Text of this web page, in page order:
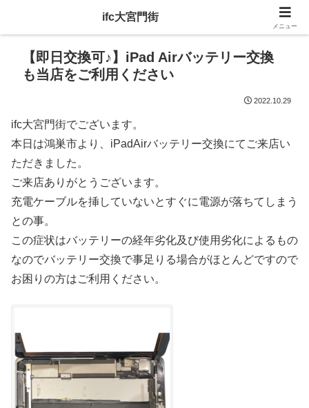
【即日交換可♪】iPad Airバッテリー交換
も当店をご利用ください
2022.10.29
ifc大宮門街でございます。
本日は鴻巣市より、iPadAirバッテリー交換にてご来店い
ただきました。
ご来店ありがとうございます。
充電ケーブルを挿していないとすぐに電源が落ちてしまう
との事。
この症状はバッテリーの経年劣化及び使用劣化によるもの
なのでバッテリー交換で事足りる場合がほとんどですので
お困りの方はご利用ください。
ifc大宮門街
メニュー